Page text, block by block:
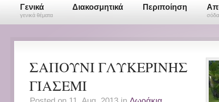
Γενικά
γενικά θέματα
Διακοσμητικά Περιποίηση
ΣΑΠΟΥΝΙ ΓΛΥΚΕΡΙΝΗΣ
ΓΙΑΣΕΜΙ